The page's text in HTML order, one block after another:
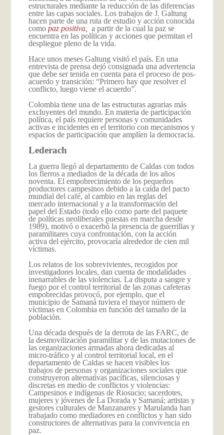
estructurales mediante la reducción de las diferencias
entre las capas sociales. Los trabajos de J. Galtung
hacen parte de una ruta de estudio y acción conocida
como paz positiva,
a partir de la cual la paz se
encuentra en las políticas y acciones que permitan el
despliegue pleno de la vida.
Hace unos meses Galtung visitó el país. En una
entrevista de prensa dejó consignada una advertencia
que debe ser tenida en cuenta para el proceso de pos-
acuerdo y transición: “Primero hay que resolver el
conflicto, luego viene el acuerdo”.
Colombia tiene una de las estructuras agrarias más
excluyentes del mundo. En materia de participación
política, el país requiere personas y comunidades
activas e incidentes en el territorio con mecanismos y
espacios de participación que amplíen la democracia.
Lederach
La guerra llegó al departamento de Caldas con todos
los fierros a mediados de la década de los años
noventa. El empobrecimiento de los pequeños
productores campesinos debido a la caída del pacto
mundial del café, al cambio en las reglas del
mercado internacional y a la transformación del
papel del Estado (todo ello como parte del paquete
de políticas neoliberales puestas en marcha desde
1989), motivó o exacerbó la presencia de guerrillas y
paramilitares cuya confrontación, con la acción
activa del ejército, provocaría alrededor de cien mil
víctimas.
Los relatos de los sobrevivientes, recogidos por
investigadores locales, dan cuenta de modalidades
inenarrables de las violencias. La disputa a sangre y
fuego por el control territorial de las zonas cafeteras
empobrecidas provocó, por ejemplo, que el
municipio de Samaná tuviera el mayor número de
víctimas en Colombia en función del tamaño de la
población.
Una década después de la derrota de las FARC, de
la desmovilización paramilitar y de las mutaciones de
las organizaciones armadas ahora dedicadas al
micro-tráfico y al control territorial local, en el
departamento de Caldas se hacen visibles los
trabajos de personas y organizaciones sociales que
construyeron alternativas pacíficas, silenciosas y
discretas en medio de conflictos y violencias:
Campesinos e indígenas de Riosucio; sacerdotes,
mujeres y jóvenes de La Dorada y Samaná; artistas y
gestores culturales de Manzanares y Marulanda han
trabajado como mediadores en conflictos y han sido
constructores de alternativas para la convivencia en
paz.